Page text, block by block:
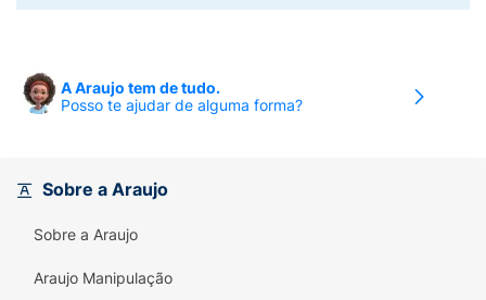
que até as peles mais sensíveis possam
De fácil aplicação, a Loção Restauradora
Ideal permite que você cuide dos seus pés de
pés macia, saudável e livre de ressecamento.
transforme sua rotina de cuidado pessoal!
A Araujo tem de tudo.
Posso te ajudar de alguma forma?
Sobre a Araujo
Sobre a Araujo
Araujo Manipulação